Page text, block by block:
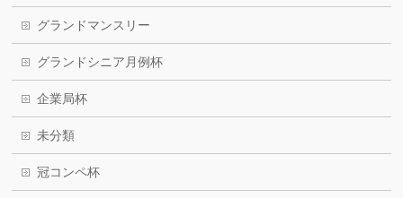
グランドマンスリー
グランドシニア月例杯
企業局杯
未分類
冠コンペ杯